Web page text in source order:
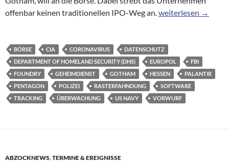
offenbar keinen traditionellen IPO-Weg an.US-Datenanalyse-
weiterlesen →
BÖRSE CIA CORONAVIRUS
DATENSCHUTZ
DEPARTMENT OF HOMELAND SECURITY (DHS)
EUROPOL
FBI
FOUNDRY
GEHEIMDIENST GOTHAM HESSEN
PALANTIR
PENTAGON
POLIZEI RASTERFAHNDUNG
SOFTWARE
TRACKING
ÜBERWACHUNG US NAVY VORWURF
ABZOCKNEWS,TERMINE & EREIGNISSE